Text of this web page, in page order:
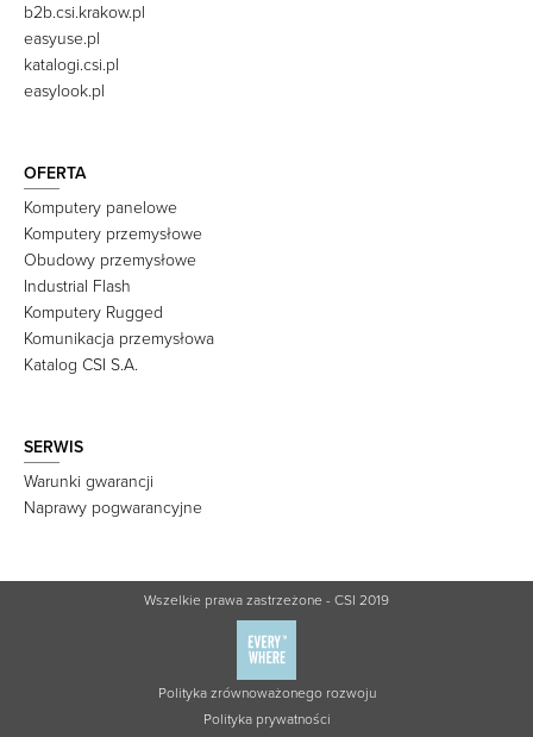
b2b.csi.krakow.pl
easyuse.pl
katalogi.csi.pl
easylook.pl
OFERTA
Komputery panelowe
Komputery przemysłowe
Obudowy przemysłowe
Industrial Flash
Komputery Rugged
Komunikacja przemysłowa
Katalog CSI S.A.
SERWIS
Warunki gwarancji
Naprawy pogwarancyjne
Wszelkie prawa zastrzeżone - CSI 2019
Polityka zrównoważonego rozwoju
Polityka prywatności